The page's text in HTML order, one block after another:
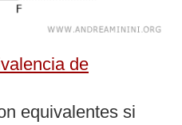
de
equivalentes si